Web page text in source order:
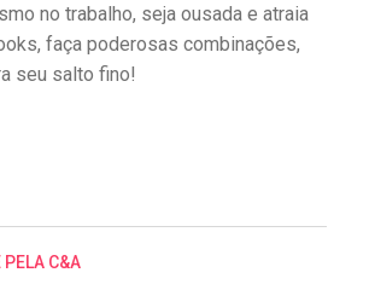
no trabalho, seja ousada e atraia
faça poderosas combinações,
seu salto fino!
PELA C&A